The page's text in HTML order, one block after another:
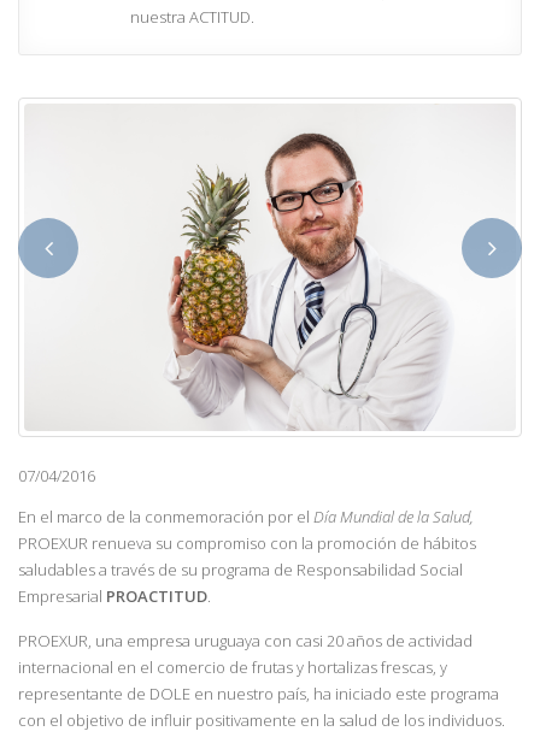
nuestra ACTITUD.
07/04/2016
En el marco de la conmemoración por el Día Mundial de la Salud,
PROEXUR renueva su compromiso con la promoción de hábitos
saludables a través de su programa de Responsabilidad Social
Empresarial PROACTITUD.
PROEXUR, una empresa uruguaya con casi 20 años de actividad
internacional en el comercio de frutas y hortalizas frescas, y
representante de DOLE en nuestro país, ha iniciado este programa
con el objetivo de influir positivamente en la salud de los individuos.